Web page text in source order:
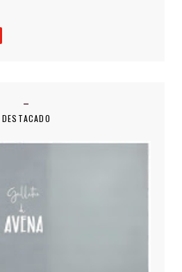
DESTACADO